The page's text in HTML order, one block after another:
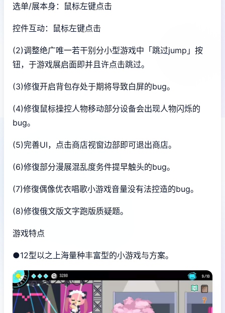
选单/展本身：鼠标左键点击
控件互动：鼠标左键点击
(2)调整绝广唯一若干别分小型游戏中「跳过jump」按
钮，于游戏展启面即并且许点击跳过。
(3)修復开启背包存处于期将导致白屏的bug。
(4)修復鼠标操控人物移动部分设备会出现人物闪烁的
bug。
(5)完善UI，点击商店视窗边部即可退出商店。
(6)修復部分漫展混乱度务件提早触头的bug。
(7)修復偶像优衣唱歌小游戏音量没有法控造的bug。
(8)修復俄文版文字跑版质疑题。
游戏特点
●12型以之上海量种丰富型的小游戏与方案。